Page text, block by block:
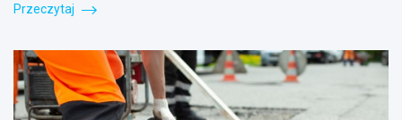
Przeczytaj